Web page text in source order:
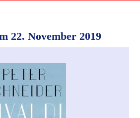
22. November 2019